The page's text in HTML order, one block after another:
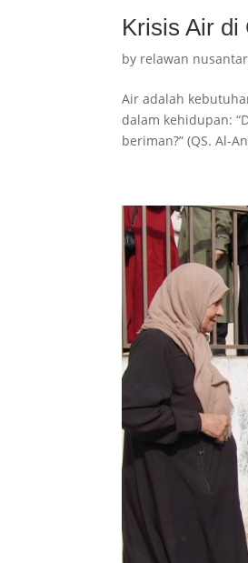
Krisis Air di
by relawan
Air adalah
dalam kehidupan:
beriman?” (QS. Al-